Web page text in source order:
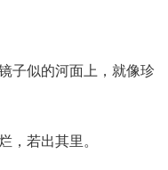
子似的河面上，就像珍
，若出其里。